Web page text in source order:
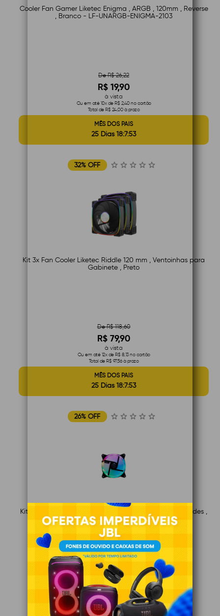
Cooler Fan Gamer Liketec Enigma , ARGB , 120mm , Reverse
, Branco - LF-UNARGB-ENIGMA-2103
De R$ 26,22
R$ 19,90
à vista
Ou em até 10x de R$ 2,40 no cartão
Total de R$ 24,00 à prazo
MÊS DOS PAIS
25 Dias 18:7:52
32% OFF
Kit 3x Fan Cooler Liketec Riddle 120 mm , Ventoinhas para
Gabinete , Preto
De R$ 118,60
R$ 79,90
à vista
Ou em até 12x de R$ 8,13 no cartão
Total de R$ 97,56 à prazo
MÊS DOS PAIS
25 Dias 18:7:52
26% OFF
Kit Cooler Fan Liketec Lighter , 120mm , ARGB , 3 Unidades ,
Preto
De R$ 81,15
R$ 59,90
à vista
Ou em até 12x de R$ 6,10 no cartão
Total de R$ 73,20 à prazo